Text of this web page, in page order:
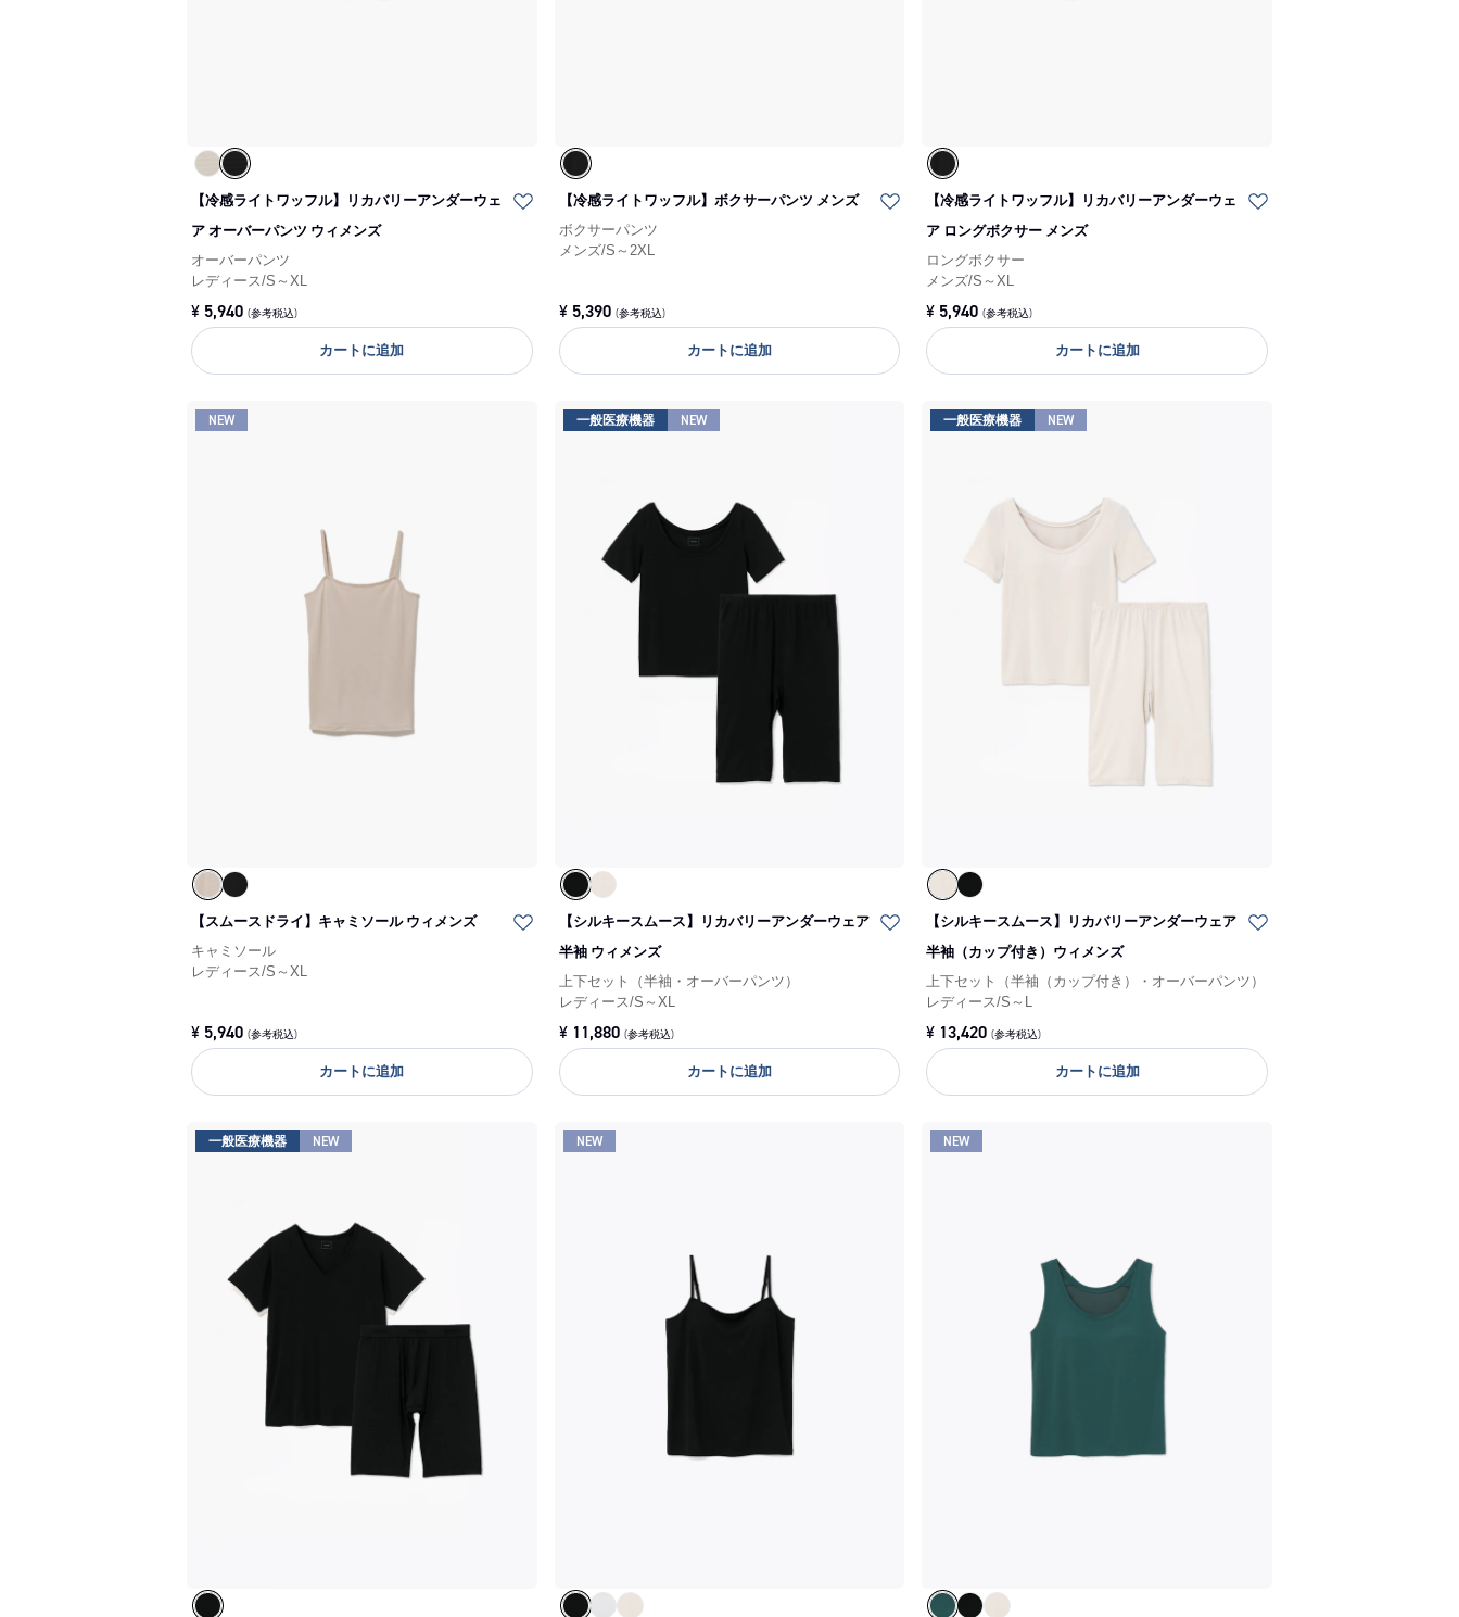
【冷感ライトワッフル】リカバリーアンダーウェ
ア オーバーパンツ ウィメンズ
オーバーパンツ
レディース/S～XL
¥ 5,940 (参考税込)
カートに追加
【冷感ライトワッフル】ボクサーパンツ メンズ
ボクサーパンツ
メンズ/S～2XL
¥ 5,390 (参考税込)
カートに追加
【冷感ライトワッフル】リカバリーアンダーウェ
ア ロングボクサー メンズ
ロングボクサー
メンズ/S～XL
¥ 5,940 (参考税込)
カートに追加
NEW
【スムースドライ】キャミソール ウィメンズ
キャミソール
レディース/S～XL
¥ 5,940 (参考税込)
カートに追加
一般医療機器 NEW
【シルキースムース】リカバリーアンダーウェア
半袖 ウィメンズ
上下セット（半袖・オーバーパンツ）
レディース/S～XL
¥ 11,880 (参考税込)
カートに追加
一般医療機器 NEW
【シルキースムース】リカバリーアンダーウェア
半袖（カップ付き）ウィメンズ
上下セット（半袖（カップ付き）・オーバーパンツ）
レディース/S～L
¥ 13,420 (参考税込)
カートに追加
一般医療機器 NEW NEW NEW